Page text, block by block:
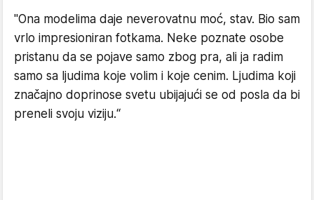
"Ona modelima daje neverovatnu moć, stav. Bio sam
vrlo impresioniran fotkama. Neke poznate osobe
pristanu da se pojave samo zbog pra, ali ja radim
samo sa ljudima koje volim i koje cenim. Ljudima koji
značajno doprinose svetu ubijajući se od posla da bi
preneli svoju viziju.“